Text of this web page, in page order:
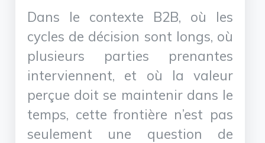
Dans le contexte B2B, où les
cycles de décision sont longs, où
plusieurs parties prenantes
interviennent, et où la valeur
perçue doit se maintenir dans le
temps, cette frontière n’est pas
seulement une question de